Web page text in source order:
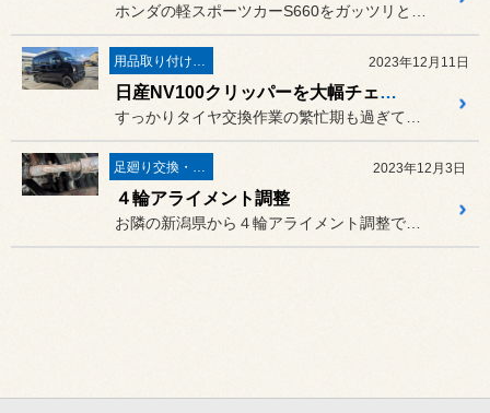
用品取り付け作業 2023年12月11日
日産NV100クリッパーを大幅チェンジ
足廻り交換・４輪アライメント調整 2023年12月3日
４輪アライメント調整